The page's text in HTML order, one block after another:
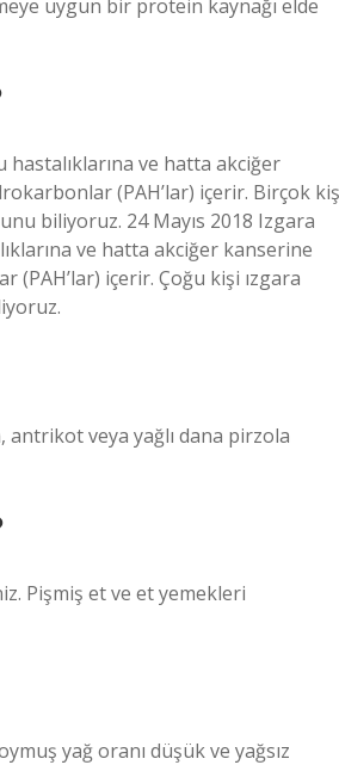
uygun bir protein kaynağı elde
ve hatta akciğer
(PAH’lar) içerir. Birçok
biliyoruz. 24 Mayıs 2018 Izgara
ve hatta akciğer kanserine
içerir. Çoğu kişi ızgara
antrikot veya yağlı dana pirzola
Pişmiş et ve et yemekleri
yağ oranı düşük ve yağsız